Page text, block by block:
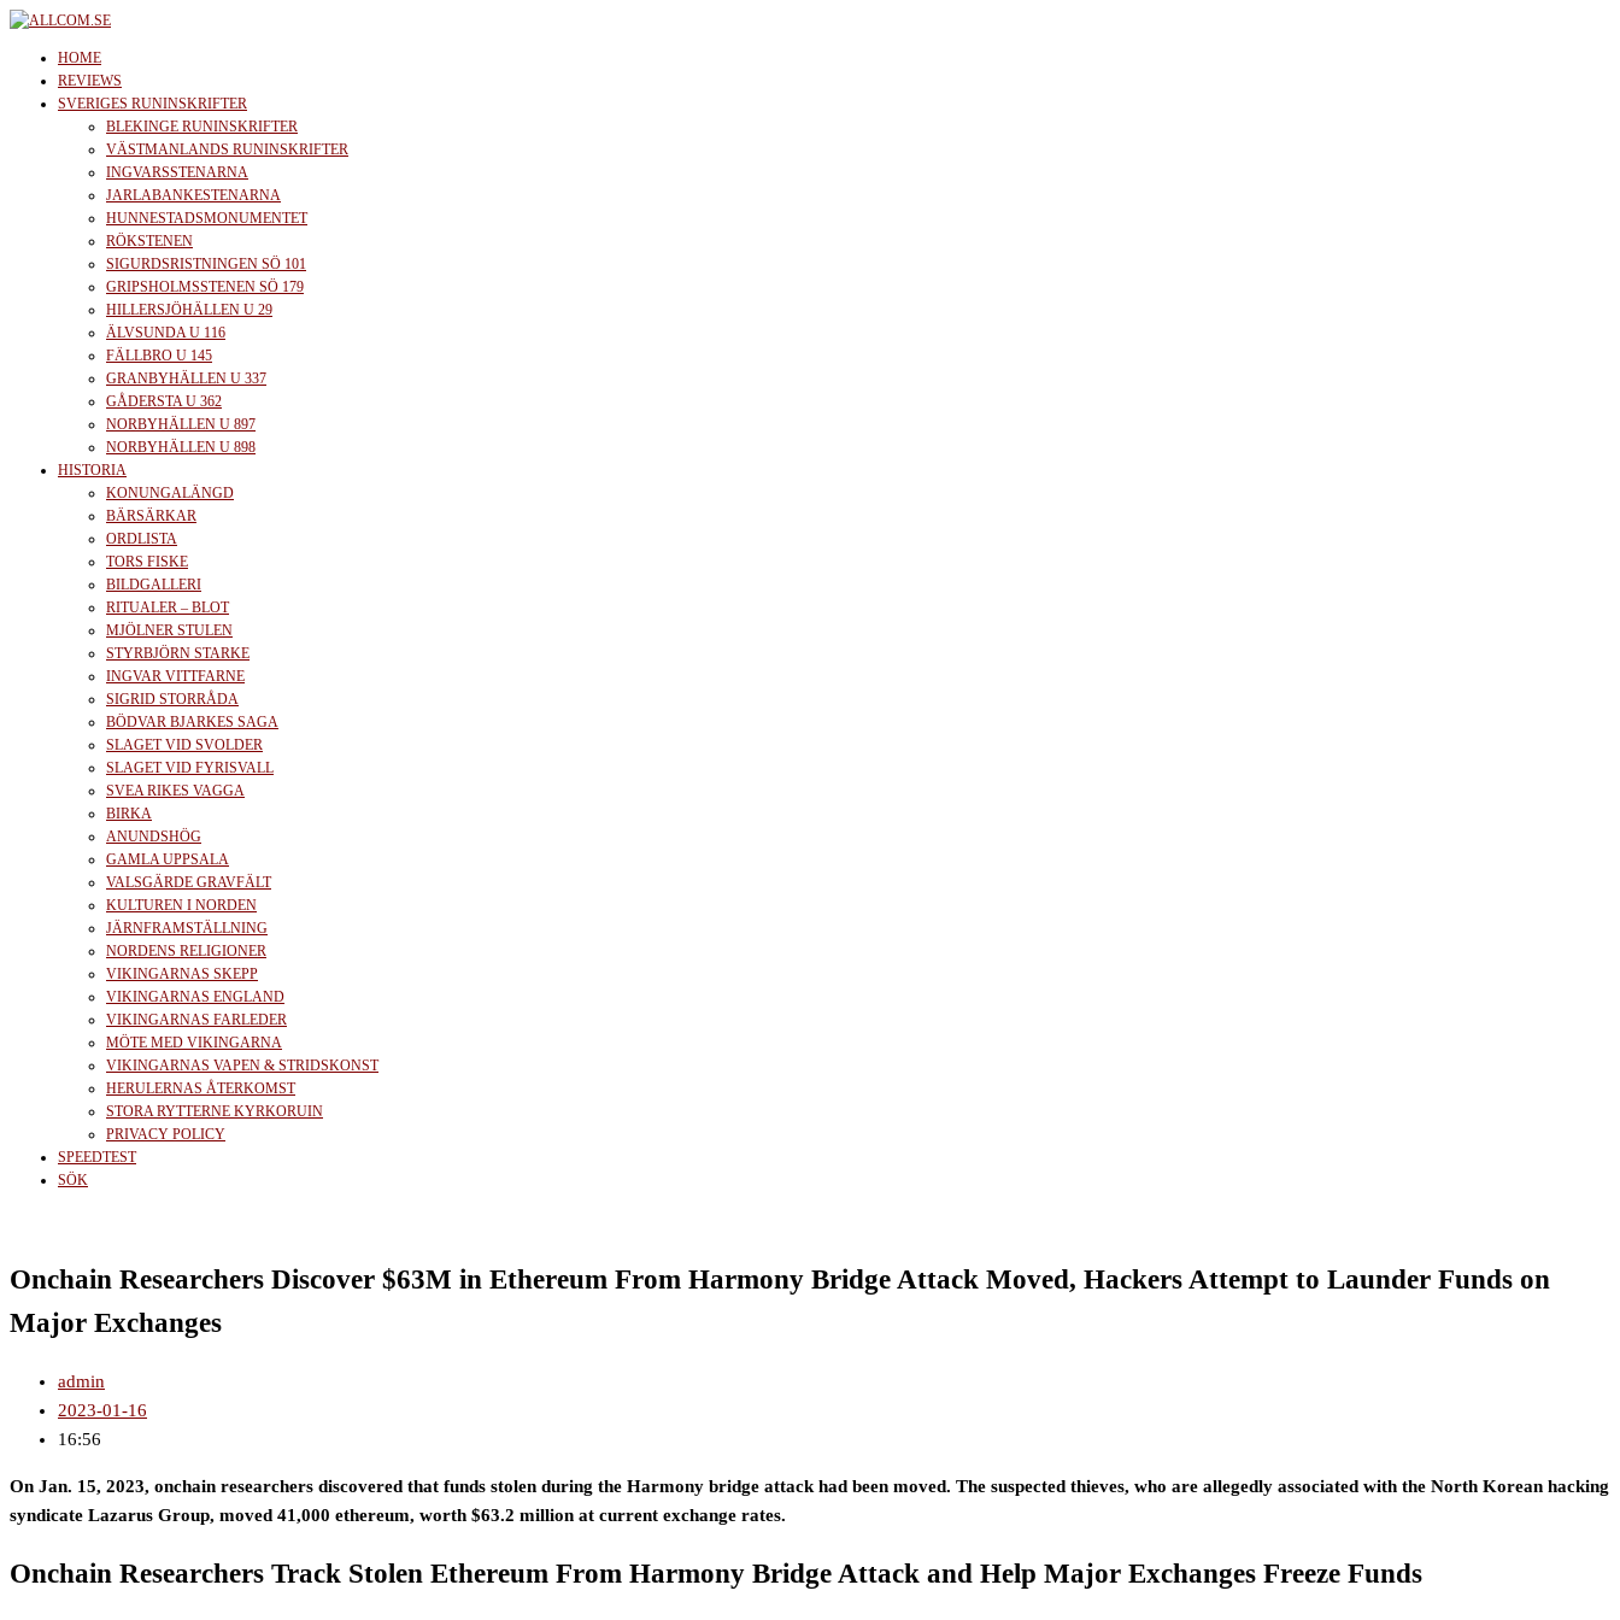
Skip
content
allcom.se
News | Reviews | History
HOME
REVIEWS
SVERIGES RUNINSKRIFTER
BLEKINGE RUNINSKRIFTER
VÄSTMANLANDS RUNINSKRIFTER
INGVARSSTENARNA
JARLABANKESTENARNA
HUNNESTADSMONUMENTET
RÖKSTENEN
SIGURDSRISTNINGEN SÖ 101
GRIPSHOLMSSTENEN SÖ 179
HILLERSJÖHÄLLEN U 29
ÄLVSUNDA U 116
FÄLLBRO U 145
GRANBYHÄLLEN U 337
GÅDERSTA U 362
NORBYHÄLLEN U 897
NORBYHÄLLEN U 898
HISTORIA
KONUNGALÄNGD
BÄRSÄRKAR
ORDLISTA
TORS FISKE
BILDGALLERI
RITUALER – BLOT
MJÖLNER STULEN
STYRBJÖRN STARKE
INGVAR VITTFARNE
SIGRID STORRÅDA
BÖDVAR BJARKES SAGA
SLAGET VID SVOLDER
SLAGET VID FYRISVALL
SVEA RIKES VAGGA
BIRKA
ANUNDSHÖG
GAMLA UPPSALA
VALSGÄRDE GRAVFÄLT
KULTUREN I NORDEN
JÄRNFRAMSTÄLLNING
NORDENS RELIGIONER
VIKINGARNAS SKEPP
VIKINGARNAS ENGLAND
VIKINGARNAS FARLEDER
MÖTE MED VIKINGARNA
VIKINGARNAS VAPEN & STRIDSKONST
HERULERNAS ÅTERKOMST
STORA RYTTERNE KYRKORUIN
PRIVACY POLICY
SPEEDTEST
SÖK
Onchain Researchers Discover $63M in Ethereum From Harmony Bridge Attack Moved, Hackers Attempt to Launder Funds on
Major Exchanges
admin
2023-01-16
16:56
On Jan. 15, 2023, onchain researchers discovered that funds stolen during the Harmony bridge attack had been moved. The suspected thieves, who are allegedly associated with the North Korean hacking
syndicate Lazarus Group, moved 41,000 ethereum, worth $63.2 million at current exchange rates.
Onchain Researchers Track Stolen Ethereum From Harmony Bridge Attack and Help Major Exchanges Freeze Funds